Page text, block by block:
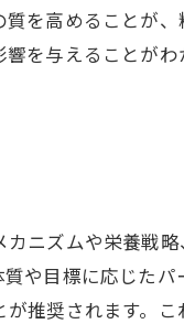
を高めることが
を与えることがわ
ニズムや栄養戦
や目標に応じたパ
推奨されます。こ